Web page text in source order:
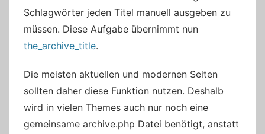
Schlagwörter jeden Titel manuell ausgeben zu
müssen. Diese Aufgabe übernimmt nun
the_archive_title.
Die meisten aktuellen und modernen Seiten
sollten daher diese Funktion nutzen. Deshalb
wird in vielen Themes auch nur noch eine
gemeinsame archive.php Datei benötigt, anstatt